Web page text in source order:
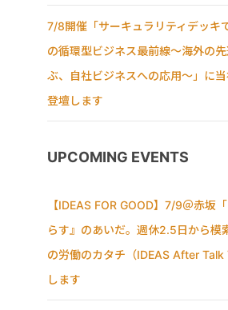
7/8開催「サーキュラリティデッキ
の循環型ビジネス最前線〜海外の
ぶ、自社ビジネスへの応用〜」に
登壇します
UPCOMING EVENTS
【IDEAS FOR GOOD】7/9＠赤坂
らす』のあいだ。週休2.5日から模
の労働のカタチ（IDEAS After Talk
します